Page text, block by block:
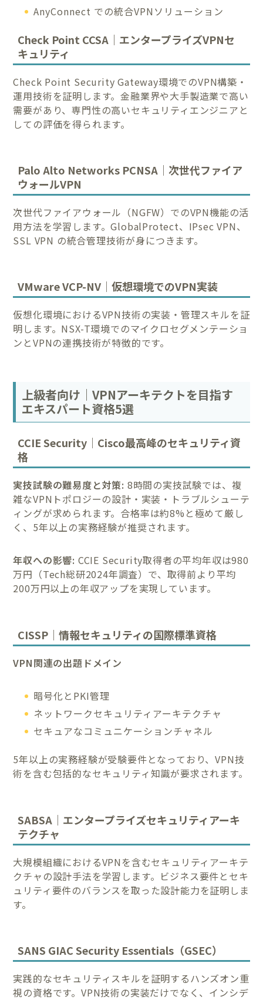
AnyConnect での統合VPNソリューション
Check Point CCSA｜エンタープライズVPNセ
キュリティ
Check Point Security Gateway環境でのVPN構築・
運用技術を証明します。金融業界や大手製造業で高い
需要があり、専門性の高いセキュリティエンジニアと
しての評価を得られます。
Palo Alto Networks PCNSA｜次世代ファイア
ウォールVPN
次世代ファイアウォール（NGFW）でのVPN機能の活
用方法を学習します。GlobalProtect、IPsec VPN、
SSL VPN の統合管理技術が身につきます。
VMware VCP-NV｜仮想環境でのVPN実装
仮想化環境におけるVPN技術の実装・管理スキルを証
明します。NSX-T環境でのマイクロセグメンテーショ
ンとVPNの連携技術が特徴的です。
上級者向け｜VPNアーキテクトを目指す
エキスパート資格5選
CCIE Security｜Cisco最高峰のセキュリティ資
格
実技試験の難易度と対策: 8時間の実技試験では、複
雑なVPNトポロジーの設計・実装・トラブルシューテ
ィングが求められます。合格率は約8%と極めて厳し
く、5年以上の実務経験が推奨されます。
年収への影響: CCIE Security取得者の平均年収は980
万円（Tech総研2024年調査）で、取得前より平均
200万円以上の年収アップを実現しています。
CISSP｜情報セキュリティの国際標準資格
VPN関連の出題ドメイン
暗号化とPKI管理
ネットワークセキュリティアーキテクチャ
セキュアなコミュニケーションチャネル
5年以上の実務経験が受験要件となっており、VPN技
術を含む包括的なセキュリティ知識が要求されます。
SABSA｜エンタープライズセキュリティアーキ
テクチャ
大規模組織におけるVPNを含むセキュリティアーキテ
クチャの設計手法を学習します。ビジネス要件とセキ
ュリティ要件のバランスを取った設計能力を証明しま
す。
SANS GIAC Security Essentials（GSEC）
実践的なセキュリティスキルを証明するハンズオン重
視の資格です。VPN技術の実装だけでなく、インシデ